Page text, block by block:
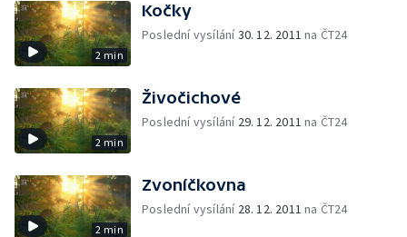
2 min
Kočky
Poslední vysílání30. 12. 2011 na ČT24
2 min
Živočichové
Poslední vysílání 29. 12. 2011 na ČT24
2 min
Zvoníčkovna
Poslední vysílání 28. 12. 2011 na ČT24